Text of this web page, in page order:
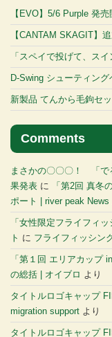
【EVO】5/6 Purple 発
【CANTAM SKAGIT】
「スペイで投げて、スイ
D-Swing シューティング
新製品 てんから毛鉤セ
Comments
まさかの〇〇〇！ 「で
果発表 に
「第2回 真冬
ポート | river peak News
「女性限定フライフィ
ト に フライフィッシン
「第１回 エリアカップ
の総括 | オイブロ より
タイトルロゴキャップ
migration support より
タイトルロゴキャップ